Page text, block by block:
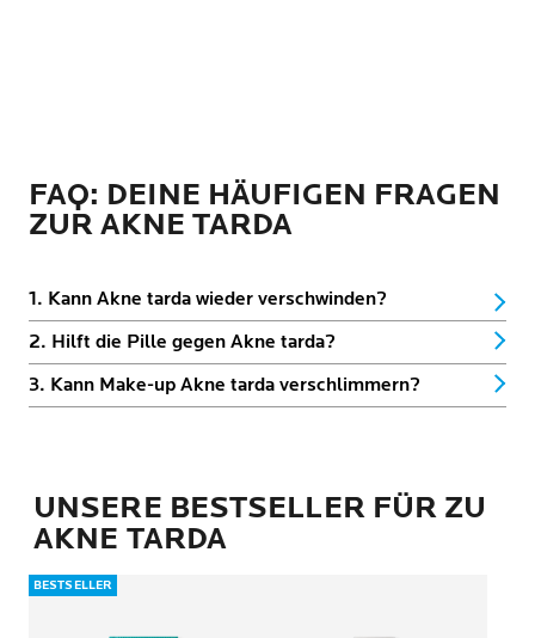
FAQ: DEINE HÄUFIGEN FRAGEN
ZUR AKNE TARDA
1. Kann Akne tarda wieder verschwinden?
2. Hilft die Pille gegen Akne tarda?
3. Kann Make-up Akne tarda verschlimmern?
UNSERE BESTSELLER FÜR ZU
AKNE TARDA
BESTSELLER